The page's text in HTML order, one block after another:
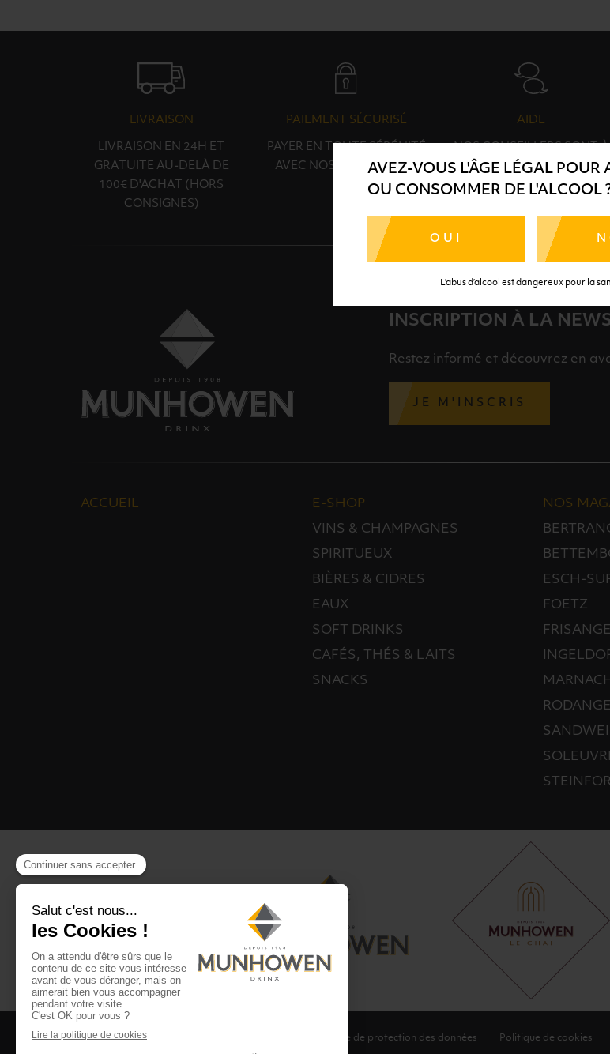
AVEZ-VOUS L'ÂGE LÉGAL POUR
OU CONSOMMER DE L'ALCOOL
OUI
L’abus d’alcool est dangereux pour la
LIVRAISON
LIVRAISON EN 24H ET
GRATUITE AU-DELÀ DE
100€ D'ACHAT (HORS
CONSIGNES)
PAIEMENT SÉCURISÉ
PAYER EN TOUTE SÉRÉNITÉ
AVEC NOS PARTENAIRES
AIDE
VOTRE DISPOSITION
INSCRIPTION À LA
Restez informé et découvrez en
JE M'INSCRIS
ACCUEIL
E-SHOP
VINS & CHAMPAGNES
SPIRITUEUX
BIÈRES & CIDRES
EAUX
SOFT DRINKS
CAFÉS, THÉS & LAITS
SNACKS
NOS
ESCH-
FOETZ
FRISANGE
MARNACH
RODANGE
CGV CGU Club Drinx Politique de protection des données Politique de cookies